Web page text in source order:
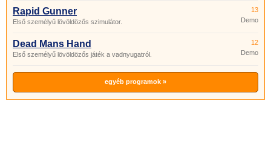
Rapid Gunner
Első személyű lövöldözős szimulátor.
13
Demo
Dead Mans Hand
Első személyű lövöldözős játék a vadnyugatról.
12
Demo
egyéb programok »